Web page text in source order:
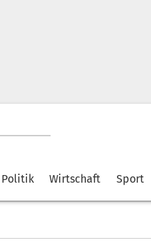
Politik Wirtschaft Sport